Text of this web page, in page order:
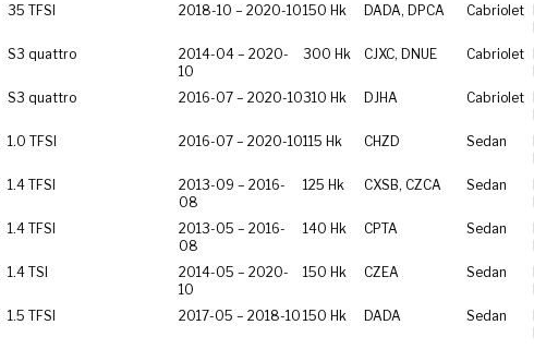
35 TFSI 2018-10 – 2020-10150 Hk DADA, DPCA Cabriolet
S3 quattro
2014-04 – 2020-
10
300 Hk CJXC, DNUE Cabriolet
S3 quattro 2016-07 – 2020-10310 Hk DJHA Cabriolet
1.0 TFSI 2016-07 – 2020-10115 Hk CHZD Sedan
1.4 TFSI
2013-09 – 2016-
08
125 Hk CXSB, CZCA Sedan
1.4 TFSI
2013-05 – 2016-
08
140 Hk CPTA Sedan
1.4 TSI
2014-05 – 2020-
10
150 Hk CZEA Sedan
1.5 TFSI 2017-05 – 2018-10 150 Hk DADA Sedan